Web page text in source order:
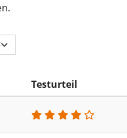
Testurteil